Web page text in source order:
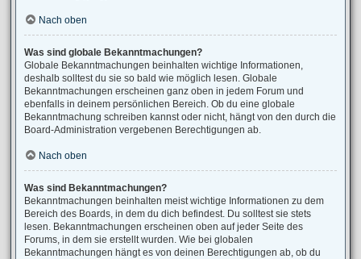
Nach oben
Was sind globale Bekanntmachungen?
Globale Bekanntmachungen beinhalten wichtige Informationen,
deshalb solltest du sie so bald wie möglich lesen. Globale
Bekanntmachungen erscheinen ganz oben in jedem Forum und
ebenfalls in deinem persönlichen Bereich. Ob du eine globale
Bekanntmachung schreiben kannst oder nicht, hängt von den durch die
Board-Administration vergebenen Berechtigungen ab.
Nach oben
Was sind Bekanntmachungen?
Bekanntmachungen beinhalten meist wichtige Informationen zu dem
Bereich des Boards, in dem du dich befindest. Du solltest sie stets
lesen. Bekanntmachungen erscheinen oben auf jeder Seite des
Forums, in dem sie erstellt wurden. Wie bei globalen
Bekanntmachungen hängt es von deinen Berechtigungen ab, ob du